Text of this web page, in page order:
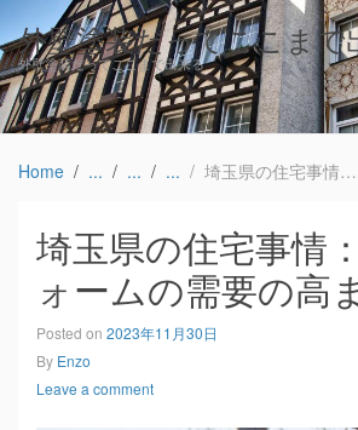
外壁塗装だってここまで
外壁塗装だってここまで出来る
Home 埼玉県の住宅事情：屋根フォームの需要の高まり
埼玉県の住宅事情
ォームの需要の高
Posted on 2023年11月30日
By Enzo
Leave a comment